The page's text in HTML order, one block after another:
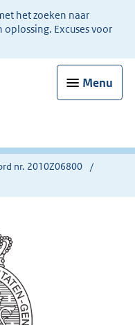
het zoeken naar
Excuses voor
Menu
nr. 2010Z06800